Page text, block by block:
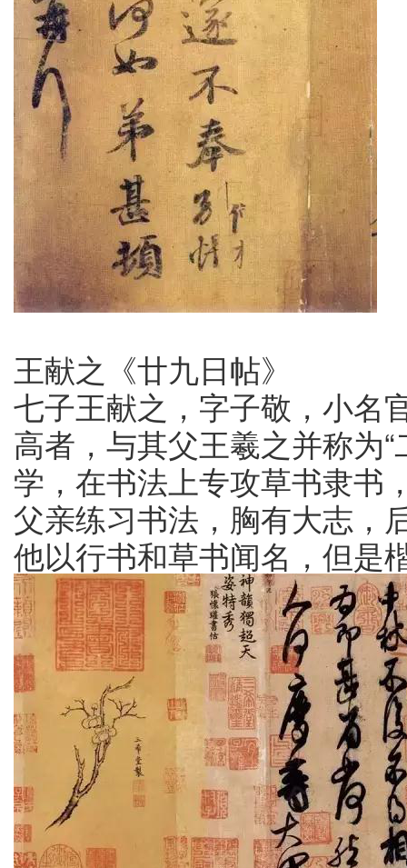
王献之《廿九日帖》
七子王献之，字子敬，小名
高者，与其父王羲之并称为
学，在书法上专攻草书隶书
父亲练习书法，胸有大志，
他以行书和草书闻名，但是